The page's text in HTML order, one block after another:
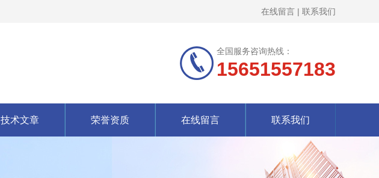
在线留言 | 联系我们
全国服务咨询热线：
15651557183
技术文章 荣誉资质 在线留言 联系我们